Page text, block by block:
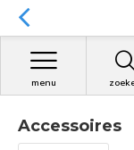
menu
Accessoires